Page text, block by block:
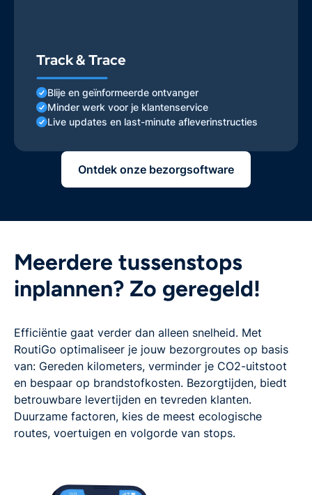
Track & Trace
Blije en geïnformeerde ontvanger
Minder werk voor je klantenservice
Live updates en last-minute afleverinstructies
Ontdek onze bezorgsoftware
Meerdere tussenstops
inplannen? Zo geregeld!
Efficiëntie gaat verder dan alleen snelheid. Met
RoutiGo optimaliseer je jouw bezorgroutes op basis
van: Gereden kilometers, verminder je CO2-uitstoot
en bespaar op brandstofkosten. Bezorgtijden, biedt
betrouwbare levertijden en tevreden klanten.
Duurzame factoren, kies de meest ecologische
routes, voertuigen en volgorde van stops.